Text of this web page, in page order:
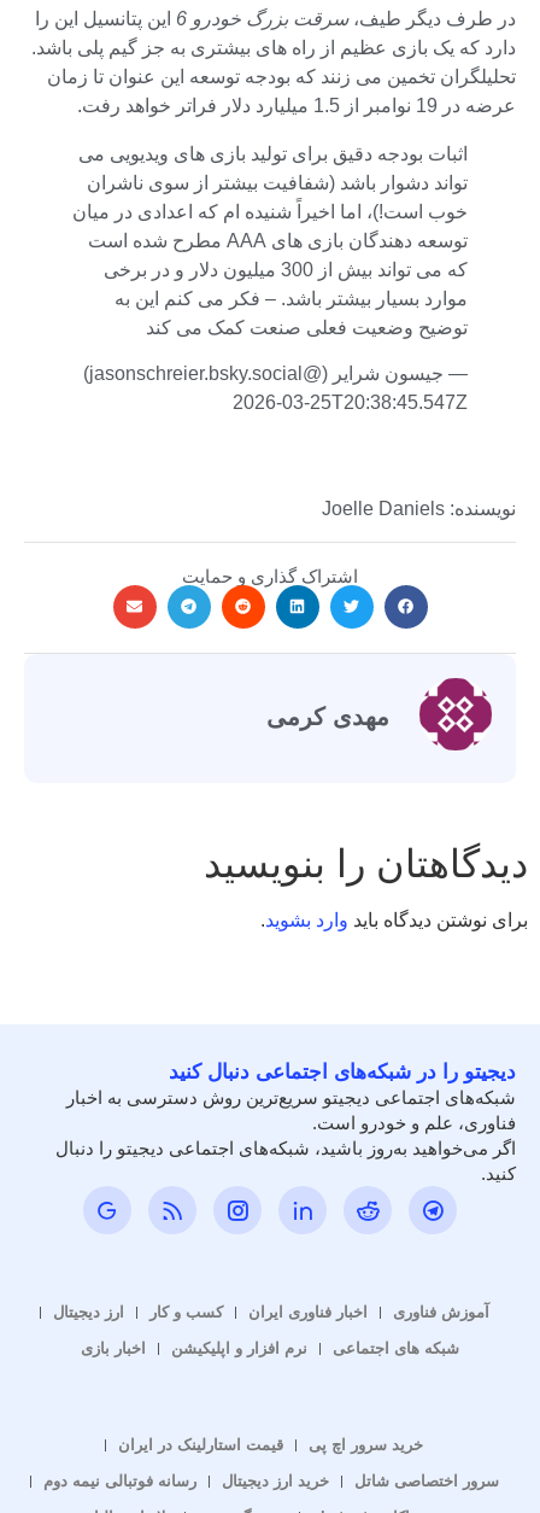
در طرف دیگر طیف،سرقت بزرگ خودرو 6
این پتانسیل این را
دارد که یک بازی عظیم از راه های بیشتری به جز گیم پلی باشد.
تحلیلگران تخمین می زنند که بودجه توسعه این عنوان تا زمان
عرضه در 19 نوامبر از 1.5 میلیارد دلار فراتر خواهد رفت.
اثبات بودجه دقیق برای تولید بازی های ویدیویی می
تواند دشوار باشد (شفافیت بیشتر از سوی ناشران
خوب است!)، اما اخیراً شنیده ام که اعدادی در میان
توسعه دهندگان بازی های AAA مطرح شده است
که می تواند بیش از 300 میلیون دلار و در برخی
موارد بسیار بیشتر باشد. – فکر می کنم این به
توضیح وضعیت فعلی صنعت کمک می کند
— جیسون شرایر (@jasonschreier.bsky.social)
2026-03-25T20:38:45.547Z
نویسنده: Joelle Daniels
اشتراک گذاری و حمایت
مهدی کرمی
دیدگاهتان را بنویسید
برای نوشتن دیدگاه باید وارد بشوید.
دیجیتو را در شبکه‌های اجتماعی دنبال کنید
شبکه‌های اجتماعی دیجیتو سریع‌ترین روش دسترسی به اخبار
فناوری، علم و خودرو است.
اگر می‌خواهید به‌روز باشید، شبکه‌های اجتماعی دیجیتو را دنبال
کنید.
آموزش فناوری اخبار فناوری ایران کسب و کار
ارز دیجیتال
شبکه های اجتماعی
نرم افزار و اپلیکیشن اخبار بازی
خرید سرور اچ پی
قیمت استارلینک در ایران
سرور اختصاصی شاتل
خرید ارز دیجیتال
رسانه فوتبالی نیمه دوم